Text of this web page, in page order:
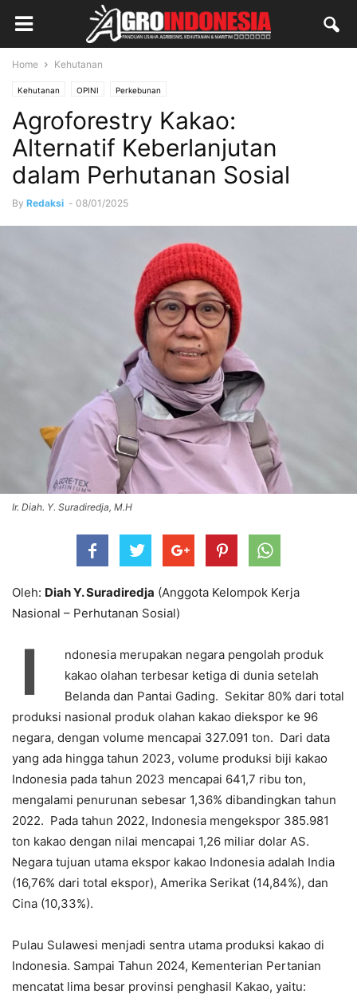
Home Kehutanan
Kehutanan OPINI Perkebunan
Agroforestry Kakao:
Alternatif Keberlanjutan
dalam Perhutanan Sosial
By Redaksi - 08/01/2025
Ir. Diah. Y. Suradiredja, M.H
Oleh: Diah Y. Suradiredja (Anggota Kelompok Kerja
Nasional – Perhutanan Sosial)
I
ndonesia merupakan negara pengolah produk
kakao olahan terbesar ketiga di dunia setelah
Belanda dan Pantai Gading. Sekitar 80% dari total
produksi nasional produk olahan kakao diekspor ke 96
negara, dengan volume mencapai 327.091 ton. Dari data
yang ada hingga tahun 2023, volume produksi biji kakao
Indonesia pada tahun 2023 mencapai 641,7 ribu ton,
mengalami penurunan sebesar 1,36% dibandingkan tahun
2022. Pada tahun 2022, Indonesia mengekspor 385.981
ton kakao dengan nilai mencapai 1,26 miliar dolar AS.
Negara tujuan utama ekspor kakao Indonesia adalah India
(16,76% dari total ekspor), Amerika Serikat (14,84%), dan
Cina (10,33%).
Pulau Sulawesi menjadi sentra utama produksi kakao di
Indonesia. Sampai Tahun 2024, Kementerian Pertanian
mencatat lima besar provinsi penghasil Kakao, yaitu: